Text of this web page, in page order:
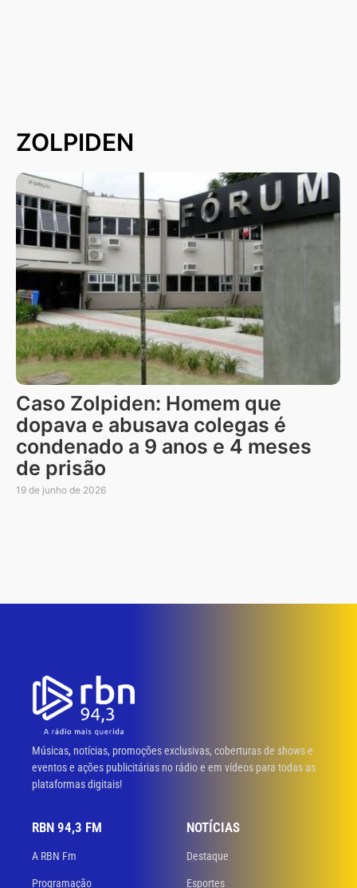
ZOLPIDEN
Caso Zolpiden: Homem que
dopava e abusava colegas é
condenado a 9 anos e 4 meses
de prisão
19 de junho de 2026
Músicas, notícias, promoções exclusivas, coberturas de shows e
eventos e ações publicitárias no rádio e em vídeos para todas as
plataformas digitais!
RBN 94,3 FM
A RBN Fm
Programação
NOTÍCIAS
Destaque
Esportes